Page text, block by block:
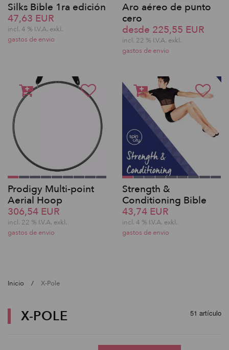
Silks Bible 1ra edición
47,63 EUR
incl. 4 % I.V.A. exkl.
gastos de envio
Aro aéreo de punto
cero
desde 225,55 EUR
incl. 22 % I.V.A. exkl.
gastos de envio
Prodigy Multi-point
Aerial Hoop
306,54 EUR
incl. 22 % I.V.A. exkl.
gastos de envio
Strength &
Conditioning Bible
43,74 EUR
incl. 4 % I.V.A. exkl.
gastos de envio
Inicio X-Pole
X-POLE 51 artículo